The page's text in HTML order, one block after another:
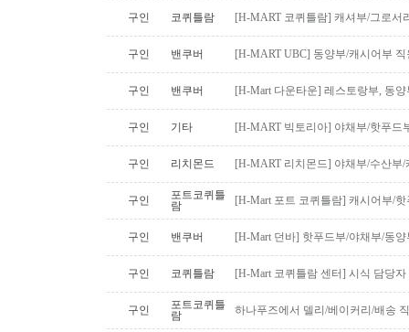
구인 코퀴틀람 [H-MART 코퀴틀람] 캐셔부/그로서
구인 밴쿠버 [H-MART UBC] 동양부/캐시어부
구인 밴쿠버 [H-Mart 다운타운] 레스토랑부, 동
구인 기타 [H-MART 빅토리아] 야채부/핫푸드
구인 리치몬드 [H-MART 리치몬드] 야채부/수산부
구인
포트코퀴틀
람
[H-Mart 포트 코퀴틀람] 캐시어부/
구인 밴쿠버 [H-Mart 던바] 핫푸드부/야채부/동
구인 코퀴틀람 [H-Mart 코퀴틀람 센터] 시식 담당
구인
포트코퀴틀
람
하나푸즈에서 델리/베이커리/배송